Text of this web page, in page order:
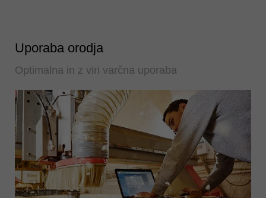
Uporaba orodja
Optimalna in z viri varčna uporaba